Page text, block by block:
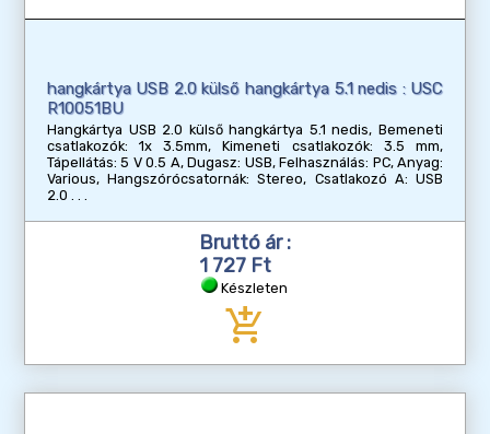
hangkártya USB 2.0 külső hangkártya 5.1 nedis : USC
R10051BU
Hangkártya USB 2.0 külső hangkártya 5.1 nedis, Bemeneti
csatlakozók: 1x 3.5mm, Kimeneti csatlakozók: 3.5 mm,
Tápellátás: 5 V 0.5 A, Dugasz: USB, Felhasználás: PC, Anyag:
Various, Hangszórócsatornák: Stereo, Csatlakozó A: USB
2.0
Bruttó ár :
1 727 Ft
Készleten
add_shopping_cart